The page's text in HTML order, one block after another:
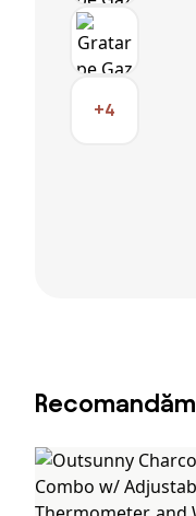
+4
Recomandăm